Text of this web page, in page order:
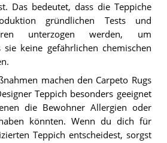
Das bedeutet, dass die Teppiche
gründlichen Tests und
unterzogen werden, um
sie keine gefährlichen chemischen
machen den Carpeto Rugs
Teppich besonders geeignet
die Bewohner Allergien oder
könnten. Wenn du dich für
Teppich entscheidest, sorgst